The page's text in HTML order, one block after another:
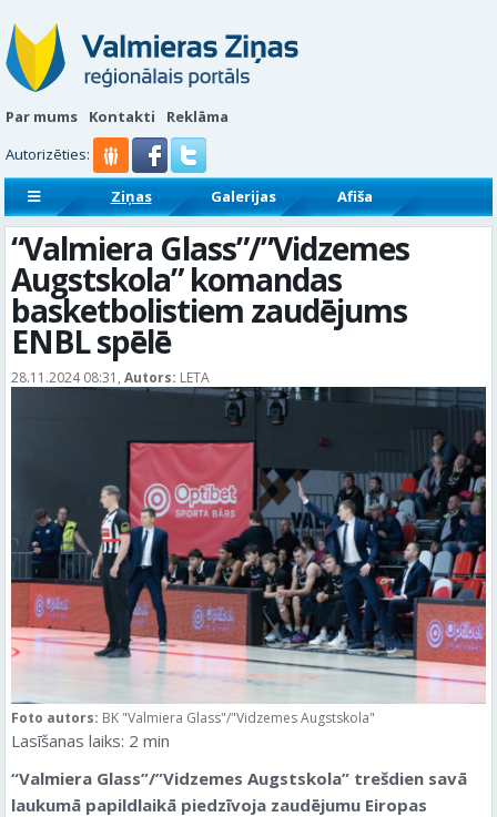
Par mums Kontakti
Reklāma
Autorizēties:
Ziņas Galerijas
Afiša
Sludinājumi
Reklāmraksti
“Valmiera Glass”/”Vidzemes
Augstskola” komandas
basketbolistiem zaudējums
ENBL spēlē
28.11.2024 08:31, Autors: LETA
Foto autors: BK "Valmiera Glass"/"Vidzemes Augstskola"
Lasīšanas laiks: 2 min
“Valmiera Glass”/”Vidzemes Augstskola” trešdien savā
laukumā papildlaikā piedzīvoja zaudējumu Eiropas